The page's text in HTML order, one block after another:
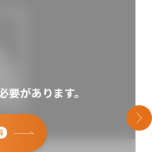
があります。
次